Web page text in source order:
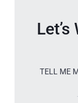
TELL ME